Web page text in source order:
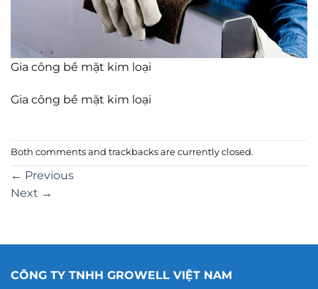
Gia công bề mặt kim loại
Gia công bề mặt kim loại
Both comments and trackbacks are currently closed.
← Previous
Next →
CÔNG TY TNHH GROWELL VIỆT NAM